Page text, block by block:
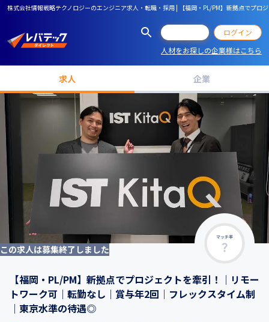
株式会社情報戦略テクノロジーのエンジニア求人・転職・採用 | 【福岡・PL/PM】新拠点でプ
ログイン
人材をお探しの企業様はこちら
求人 企業
マッチ率
この求人は募集終了しました
【福岡・PL/PM】新拠点でプロジェクトを牽引！｜リモー
トワーク可｜転勤なし｜賞与年2回｜フレックスタイム制
｜東京水準の待遇◎